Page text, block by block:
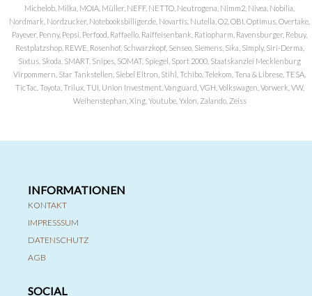
Michelob, Milka, MOIA, Müller, NEFF, NETTO, Neutrogena, Nimm2, Nivea, Nobilia,
Nordmark, Nordzucker, Notebooksbilliger.de, Novartis, Nutella, O2, OBI, Optimus, Overtake,
Payever, Penny, Pepsi, Perfood, Raffaello, Raiffeisenbank, Ratiopharm, Ravensburger, Rebuy,
Restplatzshop, REWE, Rosenhof, Schwarzkopf, Senseo, Siemens, Sika, Simply, Siri-Derma,
Sixtus, Skoda, SMART, Snipes, SOMAT, Spiegel, Sport 2000, Staatskanzlei Mecklenburg
Virpommern, Star Tankstellen, Siebel Eltron, Stihl, Tchibo, Telekom, Tena & Librese, TESA,
TicTac, Toyota, Trilux, TUI, Union Investment, Vanguard, VGH, Volkswagen, Vorwerk, VW,
Weihenstephan, Xing, Youtube, Yxlon, Zalando, Zeiss
INFORMATIONEN
KONTAKT
IMPRESSSUM
DATENSCHUTZ
AGB
SOCIAL